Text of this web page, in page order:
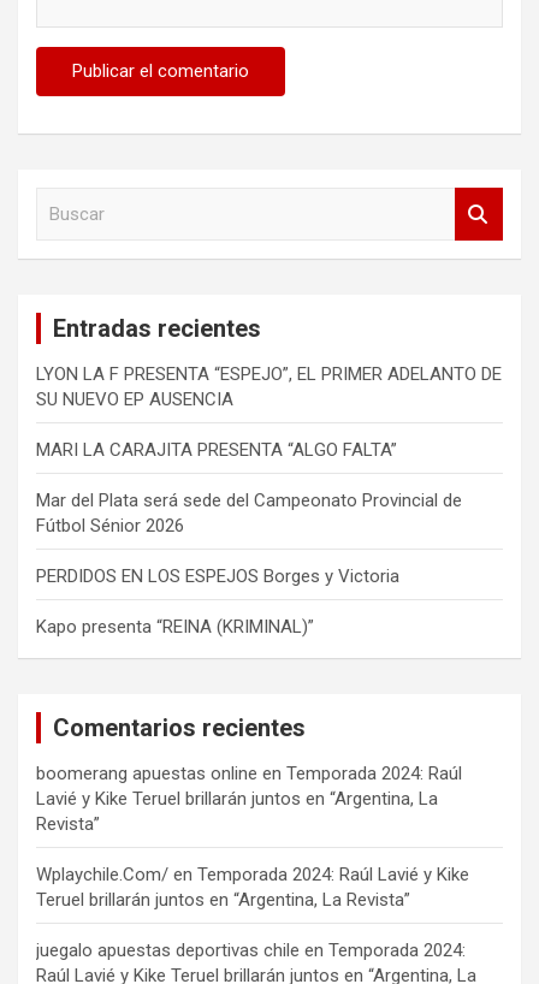
Entradas recientes
LYON LA F PRESENTA “ESPEJO”, EL PRIMER ADELANTO DE
SU NUEVO EP AUSENCIA
MARI LA CARAJITA PRESENTA “ALGO FALTA”
Mar del Plata será sede del Campeonato Provincial de
Fútbol Sénior 2026
PERDIDOS EN LOS ESPEJOS Borges y Victoria
Kapo presenta “REINA (KRIMINAL)”
Comentarios recientes
boomerang apuestas online en Temporada 2024: Raúl
Lavié y Kike Teruel brillarán juntos en “Argentina, La
Revista”
Wplaychile.Com/ en Temporada 2024: Raúl Lavié y Kike
Teruel brillarán juntos en “Argentina, La Revista”
juegalo apuestas deportivas chile en Temporada 2024:
Raúl Lavié y Kike Teruel brillarán juntos en “Argentina, La